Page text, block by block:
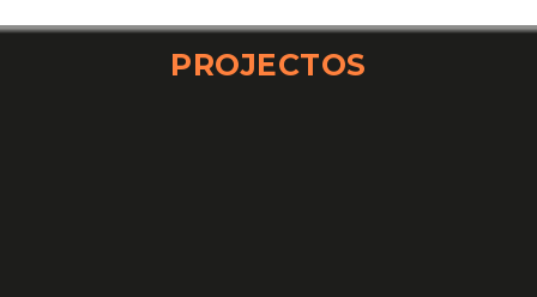
PROJECTOS